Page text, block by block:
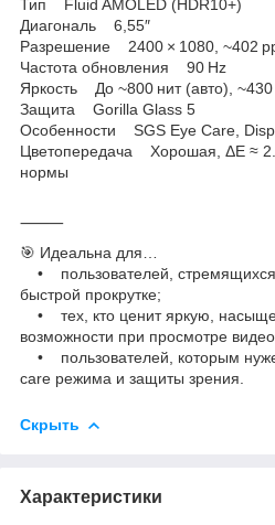
Тип Fluid AMOLED (HDR10+)
Диагональ 6,55″
Разрешение 2400 × 1080, ~402
Частота обновления 90 Hz
Яркость До ~800 нит (авто), ~430
Защита Gorilla Glass 5
Особенности SGS Eye Care,
Цветопередача Хорошая, ΔE ≈
нормы
⸻
🎯 Идеальна для…
• пользователей,
быстрой прокрутке;
• тех, кто ценит яркую,
возможности при просмотре
• пользователей, которым
care режима и защиты зрения.
Скрыть
Характеристики